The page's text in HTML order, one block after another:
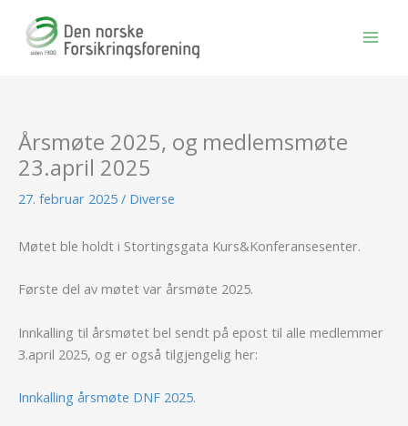
Årsmøte 2025, og medlemsmøte
23.april 2025
27. februar 2025 / Diverse
Møtet ble holdt i Stortingsgata Kurs&Konferansesenter.
Første del av møtet var årsmøte 2025.
Innkalling til årsmøtet bel sendt på epost til alle medlemmer
3.april 2025, og er også tilgjengelig her:
Innkalling årsmøte DNF 2025.